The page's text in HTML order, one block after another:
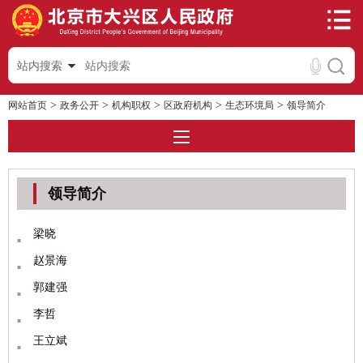
站内搜索
网站首页 > 政务公开 > 机构职权 > 区政府机构 > 生态环境局 > 领导简介
领导简介
梁晓
赵景海
郭建强
李哲
王立斌